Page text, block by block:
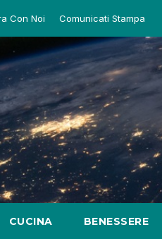
Con Noi Comunicati Stampa
CUCINA BENESSERE